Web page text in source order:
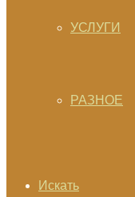
УСЛУГИ
РАЗНОЕ
Искать